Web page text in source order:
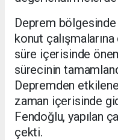
Deprem
konut
süre içerisinde
sürecinin
Depremden
zaman içerisinde
Fendoğlu, yapılan
çekti.